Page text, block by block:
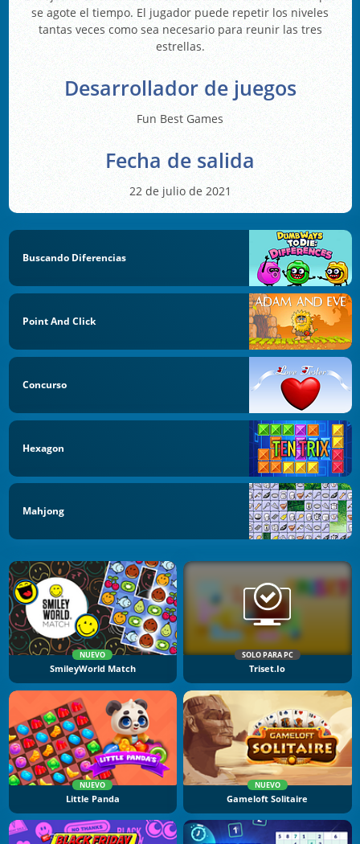
se agote el tiempo. El jugador puede repetir los niveles
tantas veces como sea necesario para reunir las tres
estrellas.
Desarrollador de juegos
Fun Best Games
Fecha de salida
22 de julio de 2021
Buscando Diferencias
Point And Click
Concurso
Hexagon
Mahjong
NUEVO
SmileyWorld Match
SOLO PARA PC
Triset.io
NUEVO
Little Panda
NUEVO
Gameloft Solitaire